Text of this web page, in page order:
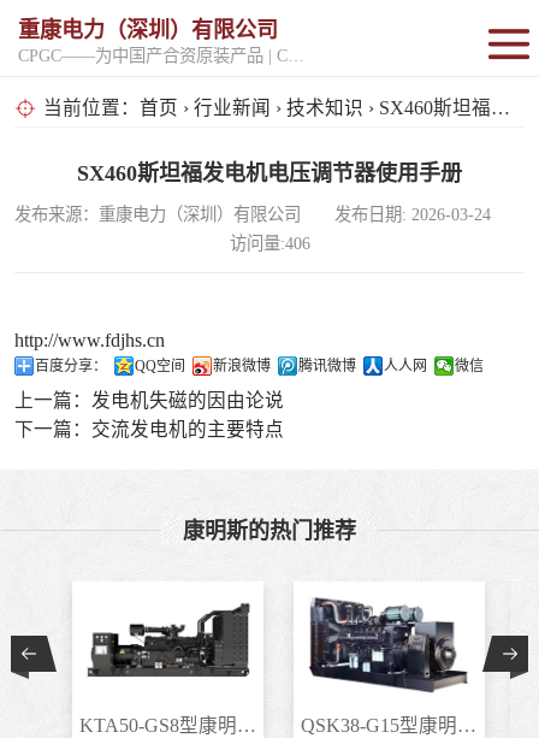
重康电力（深圳）有限公司
当前位置： 首页 › 行业新闻 › 技术知识 › SX460斯坦福发电机电压调节器使用手册
SX460斯坦福发电机电压调节器使用手册
发布来源：重康电力（深圳）有限公司 发布日期: 2026-03-24
访问量:406
http://www.fdjhs.cn
百度分享： QQ空间 新浪微博 腾讯微博 人人网 微信
上一篇： 发电机失磁的因由论说
下一篇： 交流发电机的主要特点
康明斯的热门推荐
KTA50-GS8型康明斯柴.. QSK38-G15型康明斯柴..
固定开架式
超静音型
移动电站